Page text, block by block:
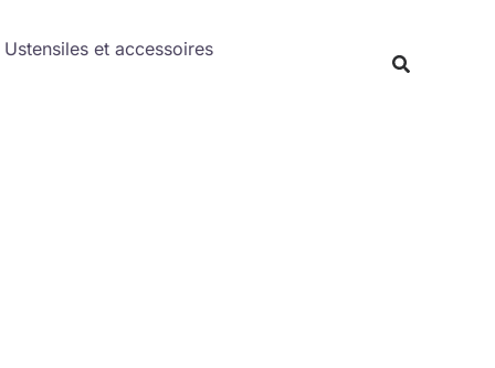
Ustensiles et accessoires